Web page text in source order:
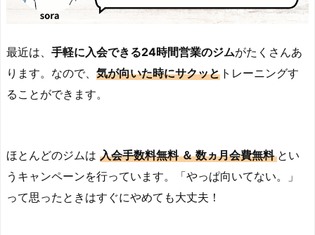
最近は、 手軽に入会できる24時間営業のジムがたくさんあ
ります。なので、 気が向いた時にサクッと トレーニングす
ることができます。
ほとんどのジムは 入会手数料無料 ＆ 数ヵ月会費無料とい
うキャンペーンを行っています。「やっぱ向いてない。」
って思ったときはすぐにやめても大丈夫！